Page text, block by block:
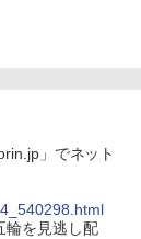
」でネット
輪を見逃し配